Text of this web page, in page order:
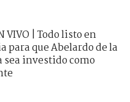
VIVO | Todo listo en
para que Abelardo de la
sea investido como